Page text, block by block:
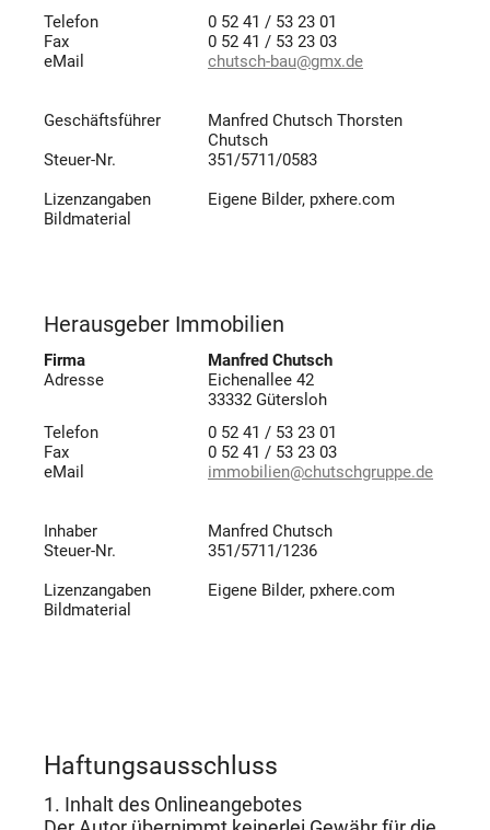
Telefon
0 52 41 / 53 23 01
Fax
0 52 41 / 53 23 03
eMail
chutsch-bau@gmx.de
Geschäftsführer
Manfred Chutsch Thorsten
Chutsch
Steuer-Nr.
351/5711/0583
Lizenzangaben
Bildmaterial
Eigene Bilder, pxhere.com
Herausgeber Immobilien
Firma
Manfred Chutsch
Adresse
Eichenallee 42
33332 Gütersloh
Telefon
0 52 41 / 53 23 01
Fax
0 52 41 / 53 23 03
eMail
immobilien@chutschgruppe.de
Inhaber
Manfred Chutsch
Steuer-Nr.
351/5711/1236
Lizenzangaben
Bildmaterial
Eigene Bilder, pxhere.com
Haftungsausschluss
1. Inhalt des Onlineangebotes